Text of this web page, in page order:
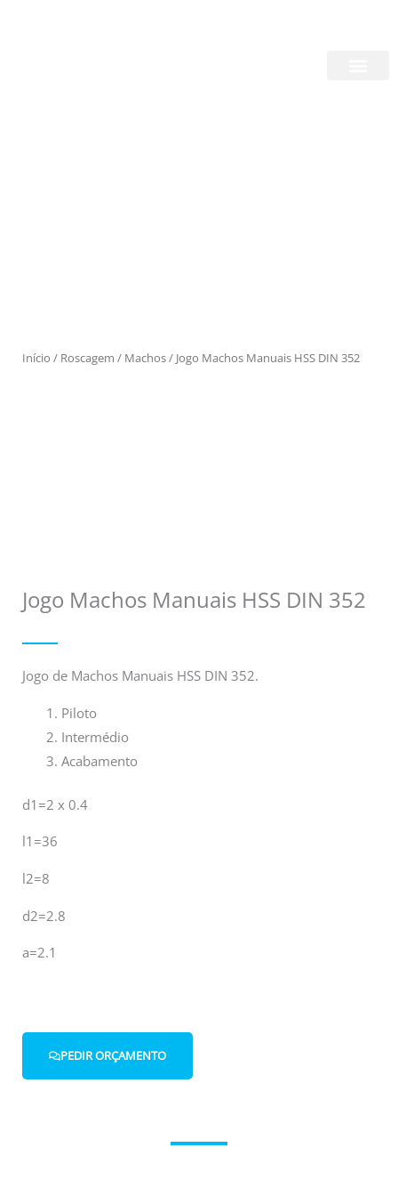
Início / Roscagem / Machos/ Jogo Machos Manuais HSS DIN 352
Jogo Machos Manuais HSS DIN 352
Jogo de Machos Manuais HSS DIN 352.
Piloto
Intermédio
Acabamento
d1=2 x 0.4
l1=36
l2=8
d2=2.8
a=2.1
PEDIR ORÇAMENTO